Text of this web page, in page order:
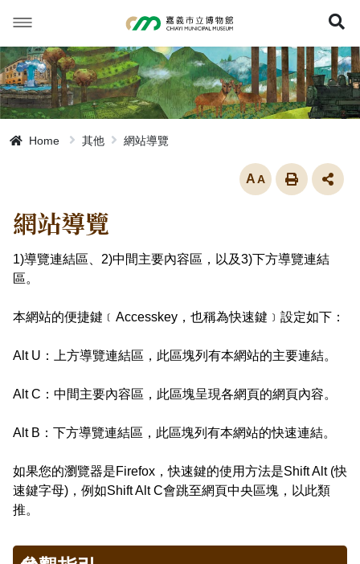
要
內
容
Home 其他 網站導覽
放大
網站導覽
1)導覽連結區、2)中間主要內容區，以及3)下方導覽連結
區。
本網站的便捷鍵﹝Accesskey，也稱為快速鍵﹞設定如下：
Alt U：上方導覽連結區，此區塊列有本網站的主要連結。
Alt C：中間主要內容區，此區塊呈現各網頁的網頁內容。
Alt B：下方導覽連結區，此區塊列有本網站的快速連結。
如果您的瀏覽器是Firefox，快速鍵的使用方法是Shift Alt (快
速鍵字母)，例如Shift Alt C會跳至網頁中央區塊，以此類
推。